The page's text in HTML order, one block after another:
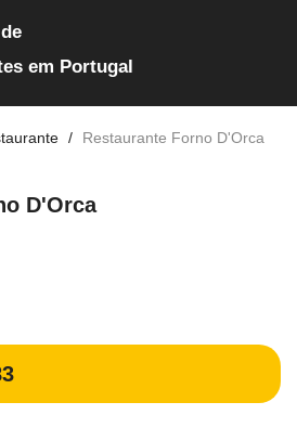
em Portugal
Restaurante Forno D'Orca
D'Orca